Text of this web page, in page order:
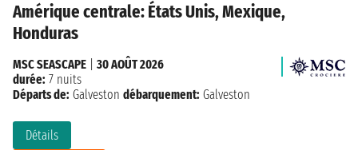
Amérique centrale: États Unis, Mexique,
Honduras
Détails
MSC SEASCAPE
30 AOÛT 2026
durée: 7 nuits
Départs de: Galveston débarquement: Galveston